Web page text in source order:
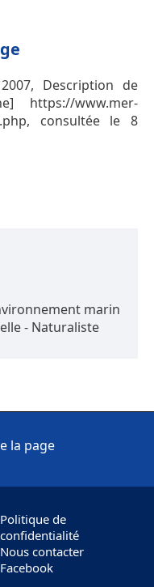
Description de
https://www.mer-
consultée le 8
marin
- Naturaliste
la page
Politique de
confidentialité
Nous contacter
Facebook